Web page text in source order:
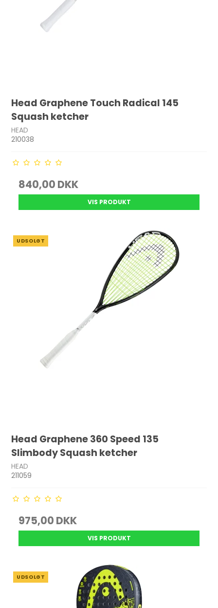
Head Graphene Touch Radical 145
Squash ketcher
HEAD
210038
840,00 DKK
VIS PRODUKT
UDSOLGT
Head Graphene 360 Speed 135
Slimbody Squash ketcher
HEAD
211059
975,00 DKK
VIS PRODUKT
UDSOLGT